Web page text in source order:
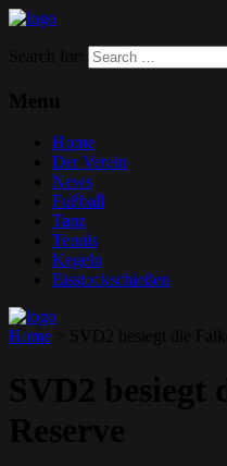
Search for:
Menu
Home
Der Verein
News
Fußball
Tanz
Tennis
Kegeln
Eisstockschießen
Home SVD2 besiegt die
SVD2 besiegt
Reserve